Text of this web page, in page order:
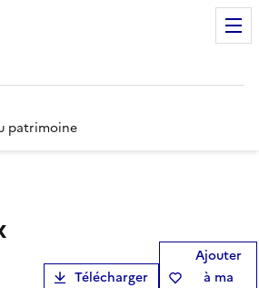
patrimoine
Télécharger
Ajouter
à ma